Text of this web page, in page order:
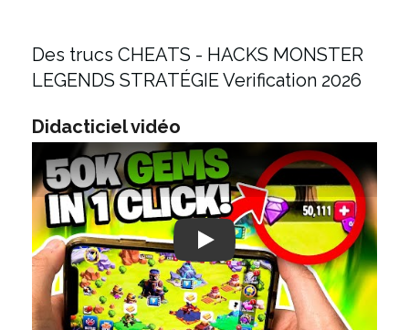
Des trucs CHEATS - HACKS MONSTER
LEGENDS STRATÉGIE Verification 2026
Didacticiel vidéo
Play: Keynote (Google I/O '18)